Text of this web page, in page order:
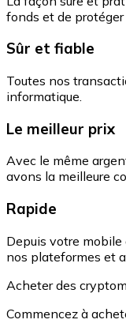
fonds et de
Sûr et fiable
Toutes nos
informatique.
Le meilleur prix
Avec le même
avons la meilleure
Rapide
Depuis votre mobile
nos plateformes et
Acheter des
Commencez à